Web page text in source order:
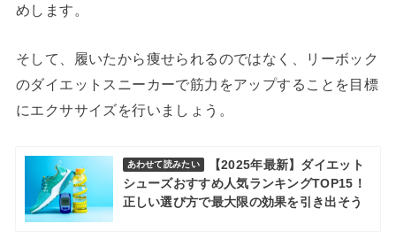
めします。
そして、履いたから痩せられるのではなく、リーボック
のダイエットスニーカーで筋力をアップすることを目標
にエクササイズを行いましょう。
あわせて読みたい
【2025年最新】ダイエット
シューズおすすめ人気ランキングTOP15！
正しい選び方で最大限の効果を引き出そう